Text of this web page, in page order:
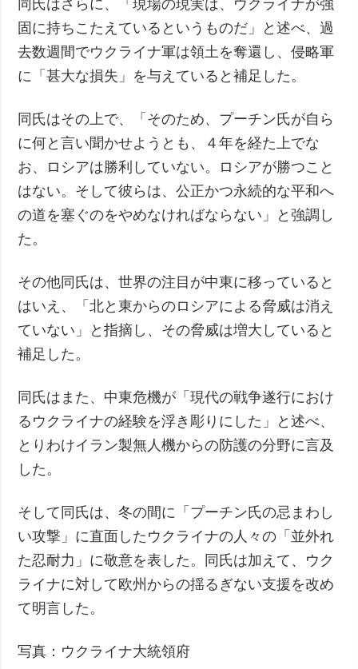
同氏はさらに、「現場の現実は、ウクライナが強
固に持ちこたえているというものだ」と述べ、過
去数週間でウクライナ軍は領土を奪還し、侵略軍
に「甚大な損失」を与えていると補足した。
同氏はその上で、「そのため、プーチン氏が自ら
に何と言い聞かせようとも、４年を経た上でな
お、ロシアは勝利していない。ロシアが勝つこと
はない。そして彼らは、公正かつ永続的な平和へ
の道を塞ぐのをやめなければならない」と強調し
た。
その他同氏は、世界の注目が中東に移っていると
はいえ、「北と東からのロシアによる脅威は消え
ていない」と指摘し、その脅威は増大していると
補足した。
同氏はまた、中東危機が「現代の戦争遂行におけ
るウクライナの経験を浮き彫りにした」と述べ、
とりわけイラン製無人機からの防護の分野に言及
した。
そして同氏は、冬の間に「プーチン氏の忌まわし
い攻撃」に直面したウクライナの人々の「並外れ
た忍耐力」に敬意を表した。同氏は加えて、ウク
ライナに対して欧州からの揺るぎない支援を改め
て明言した。
写真：ウクライナ大統領府